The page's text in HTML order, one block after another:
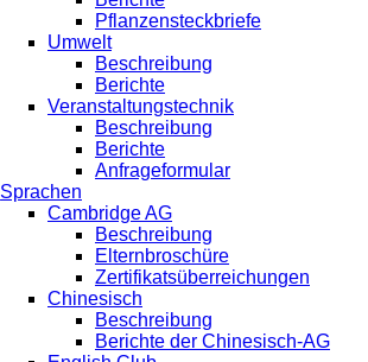
Pflanzensteckbriefe
Umwelt
Beschreibung
Berichte
Veranstaltungstechnik
Beschreibung
Berichte
Anfrageformular
Sprachen
Cambridge AG
Beschreibung
Elternbroschüre
Zertifikatsüberreichungen
Chinesisch
Beschreibung
Berichte der Chinesisch-AG